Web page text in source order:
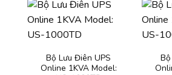
Bộ Lưu Điên UPS
Online 1KVA Model: